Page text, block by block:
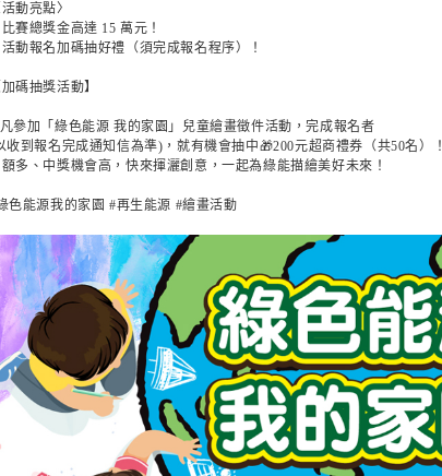
動亮點〉
賽總獎金高達 15 萬元！
動報名加碼抽好禮（須完成報名程序）！
碼抽獎活動】
參加「綠色能源 我的家園」兒童繪畫徵件活動，完成報名者
收到報名完成通知信為準)，就有機會抽中🎁200元超商禮券（共50名）！
多、中獎機會高，快來揮灑創意，一起為綠能描繪美好未來！
色能源我的家園 #再生能源 #繪畫活動